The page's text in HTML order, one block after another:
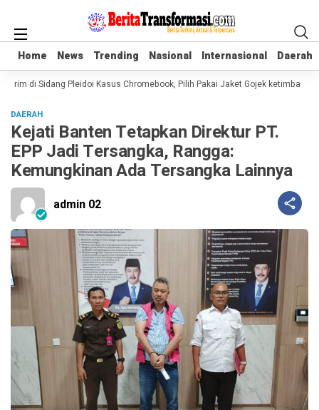
Home News Trending Nasional Internasional Daerah
Home News Trending Nasional Internasional Daerah
di Sidang Pleidoi Kasus Chromebook, Pilih Pakai Jaket Gojek ketimbang
DAERAH
Kejati Banten Tetapkan Direktur PT.
EPP Jadi Tersangka, Rangga:
Kemungkinan Ada Tersangka Lainnya
admin 02